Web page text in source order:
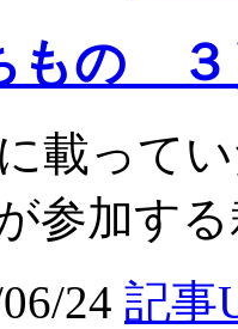
の ３
載って
参加す
24 記事